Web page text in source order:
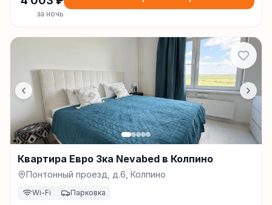
за ночь
Квартира Евро 3ка Nevabed в Колпино
Понтонный проезд, д.6, Колпино
Wi-Fi Парковка